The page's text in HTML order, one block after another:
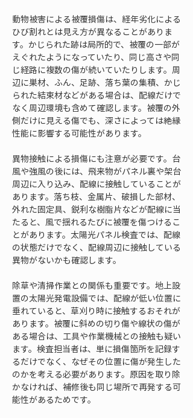
動物被害による被覆損傷は、経年劣化による
ひび割れとは見え方が異なることがありま
す。かじられた跡は局所的で、被覆の一部が
えぐれたようになっていたり、同じ高さや同
じ経路に複数の傷が続いていたりします。周
辺に巣材、ふん、足跡、落ち葉の集積、かじ
られた結束材などがある場合は、配線だけで
なく周辺環境も含めて確認します。被覆の外
側だけに見える傷でも、深さによっては絶縁
性能に影響する可能性があります。
異物接触による損傷にも注意が必要です。台
風や強風の後には、飛来物がパネル裏や架台
周辺に入り込み、配線に接触していることが
あります。落ち枝、金属片、破損した部材、
外れた固定具、鋭利な樹脂片などが配線に当
たると、風で揺れるたびに被覆を傷つけるこ
とがあります。太陽光パネル検査では、配線
の状態だけでなく、配線周辺に接触している
異物がないかも確認します。
除草や清掃作業との関係も重要です。地上設
置の太陽光発電設備では、配線が低い位置に
垂れていると、草刈り時に接触するおそれが
あります。被覆に斜めの切り傷や線状の傷が
ある場合は、工具や作業機械との接触も疑い
ます。検査担当者は、単に損傷箇所を記録す
るだけでなく、なぜその位置に傷が発生した
のかを考える必要があります。原因を取り除
かなければ、補修後も同じ場所で再発する可
能性があるためです。